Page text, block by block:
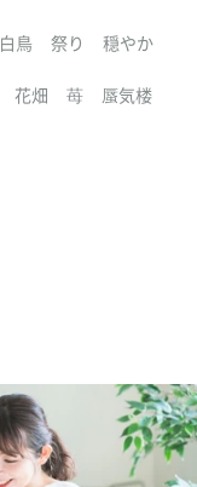
白鳥 祭り 穏やか
花畑 苺 蜃気楼